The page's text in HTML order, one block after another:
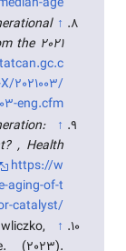
↑
the 2021
2021003/
eng.cfm
↑
, Health
https://w
aging-of-t
catalyst/
↑